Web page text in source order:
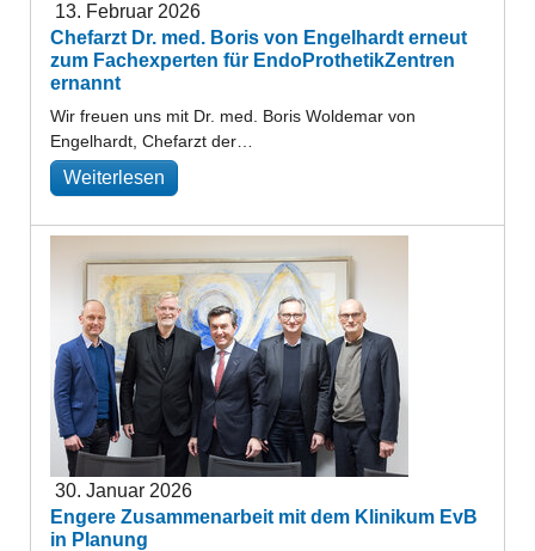
13. Februar 2026
Chefarzt Dr. med. Boris von Engelhardt erneut
zum Fachexperten für EndoProthetikZentren
ernannt
Wir freuen uns mit Dr. med. Boris Woldemar von
Engelhardt, Chefarzt der…
Weiterlesen
30. Januar 2026
Engere Zusammenarbeit mit dem Klinikum EvB
in Planung